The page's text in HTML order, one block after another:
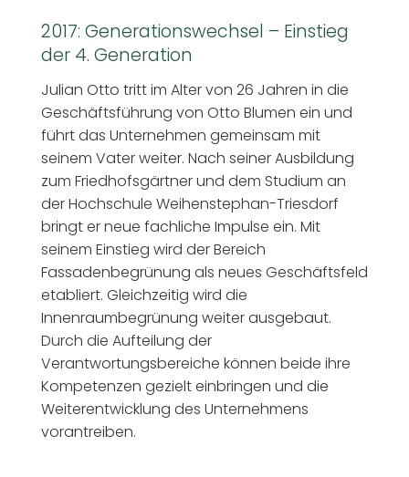
2017: Generationswechsel – Einstieg
der 4. Generation
Julian Otto tritt im Alter von 26 Jahren in die
Geschäftsführung von Otto Blumen ein und
führt das Unternehmen gemeinsam mit
seinem Vater weiter. Nach seiner Ausbildung
zum Friedhofsgärtner und dem Studium an
der Hochschule Weihenstephan-Triesdorf
bringt er neue fachliche Impulse ein. Mit
seinem Einstieg wird der Bereich
Fassadenbegrünung als neues Geschäftsfeld
etabliert. Gleichzeitig wird die
Innenraumbegrünung weiter ausgebaut.
Durch die Aufteilung der
Verantwortungsbereiche können beide ihre
Kompetenzen gezielt einbringen und die
Weiterentwicklung des Unternehmens
vorantreiben.